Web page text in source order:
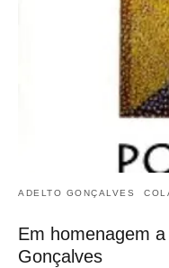
ADELTO GONÇALVES
Em homenagem
Gonçalves